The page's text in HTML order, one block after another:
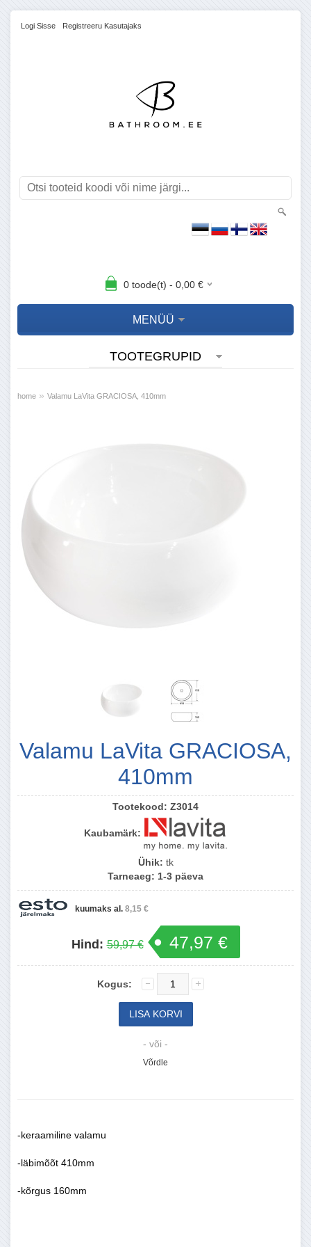
Logi Sisse Registreeru Kasutajaks
0toode(t) - 0,00€
MENÜÜ
TOOTEGRUPID
home » Valamu LaVita GRACIOSA, 410mm
Valamu LaVita GRACIOSA,
410mm
Tootekood: Z3014
Kaubamärk:
Ühik: tk
Tarneaeg: 1-3 päeva
kuumaks al. 8,15 €
Hind:59,97 € 47,97 €
Kogus:
- või -
Võrdle
-keraamiline valamu
-läbimõõt 410mm
-kõrgus 160mm